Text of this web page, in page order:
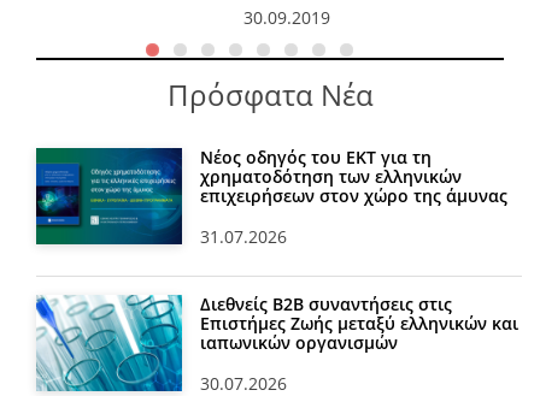
30.09.2019
Πρόσφατα Νέα
Νέος οδηγός του ΕΚΤ για τη
χρηματοδότηση των ελληνικών
επιχειρήσεων στον χώρο της άμυνας
31.07.2026
Διεθνείς Β2Β συναντήσεις στις
Επιστήμες Ζωής μεταξύ ελληνικών και
ιαπωνικών οργανισμών
30.07.2026